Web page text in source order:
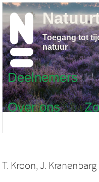
Deelnemers
Over ons
Toegang tot
natuur
T. Kroon, J. Kranenbarg